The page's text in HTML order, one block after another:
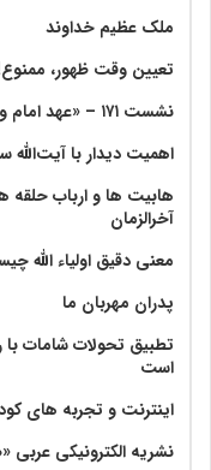
ملک عظیم خداوند
تعیین وقت ظهور،
نشست ۱۷۱ – «عهد امام و عهد با امام عصر(عج)»
اهمیت دیدار با آیت‌الله
هابیت ها و ارباب حلقه
آخرالزمان
معنی دقیق اولیاء الله
پدران مهربان ما
تطبیق تحولات شامات با
است
اینترنت و تجربه های
نشریه الکترونیکی عربی